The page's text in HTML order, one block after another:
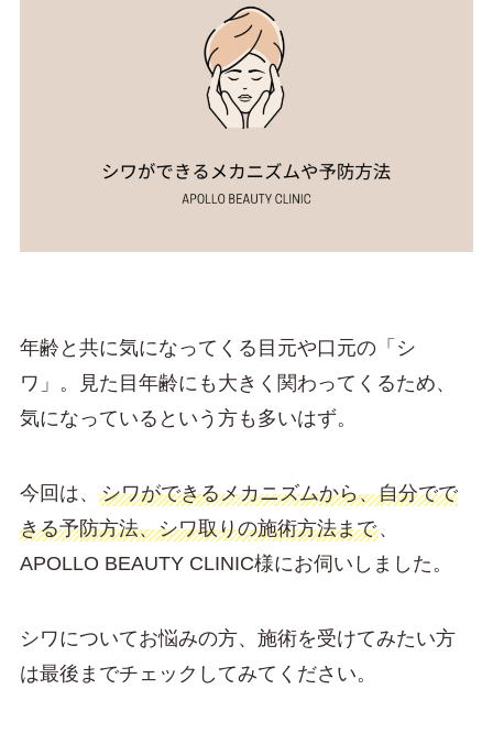
年齢と共に気になってくる目元や口元の「シ
ワ」。見た目年齢にも大きく関わってくるため、
気になっているという方も多いはず。
今回は、 シワができるメカニズムから、自分でで
きる予防方法、シワ取りの施術方法まで、
APOLLO BEAUTY CLINIC様にお伺いしました。
シワについてお悩みの方、施術を受けてみたい方
は最後までチェックしてみてください。